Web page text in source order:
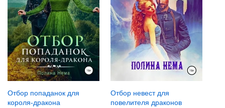
Отбор попаданок для
короля-дракона
Отбор невест для
повелителя драконов